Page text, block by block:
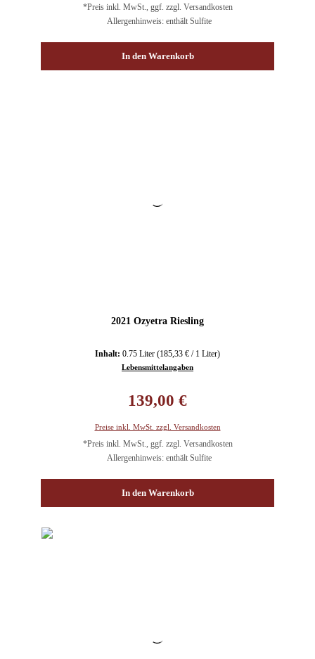
*Preis inkl. MwSt., ggf. zzgl. Versandkosten
Allergenhinweis: enthält Sulfite
In den Warenkorb
2021 Ozyetra Riesling
Inhalt: 0.75 Liter (185,33 € / 1 Liter)
Lebensmittelangaben
139,00 €
Preise inkl. MwSt. zzgl. Versandkosten
*Preis inkl. MwSt., ggf. zzgl. Versandkosten
Allergenhinweis: enthält Sulfite
In den Warenkorb